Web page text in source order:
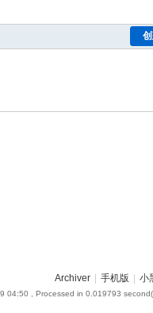
Archiver 手机版 小
04:50 , Processed in 0.019793